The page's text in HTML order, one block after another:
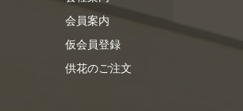
会員案内
仮会員登録
供花のご注文